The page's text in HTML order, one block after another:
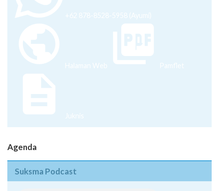
+62 878-8528-5958 (Ayumi)
Halaman Web Pamflet
Juknis
Agenda
Suksma Podcast